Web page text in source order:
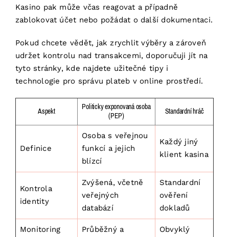
Kasino pak může včas reagovat a případně
zablokovat účet nebo požádat o další dokumentaci.
Pokud chcete vědět, jak zrychlit výběry a zároveň
udržet kontrolu nad transakcemi, doporučuji jít na
tyto stránky, kde najdete užitečné tipy i
technologie pro správu plateb v online prostředí.
Aspekt Politicky exponovaná osoba
(PEP) Standardní hráč
Definice
Osoba s veřejnou
funkcí a jejich
blízcí
Každý jiný
klient kasina
Kontrola
identity
Zvýšená, včetně
veřejných
databází
Standardní
ověření
dokladů
Monitoring
Průběžný a
Obvyklý